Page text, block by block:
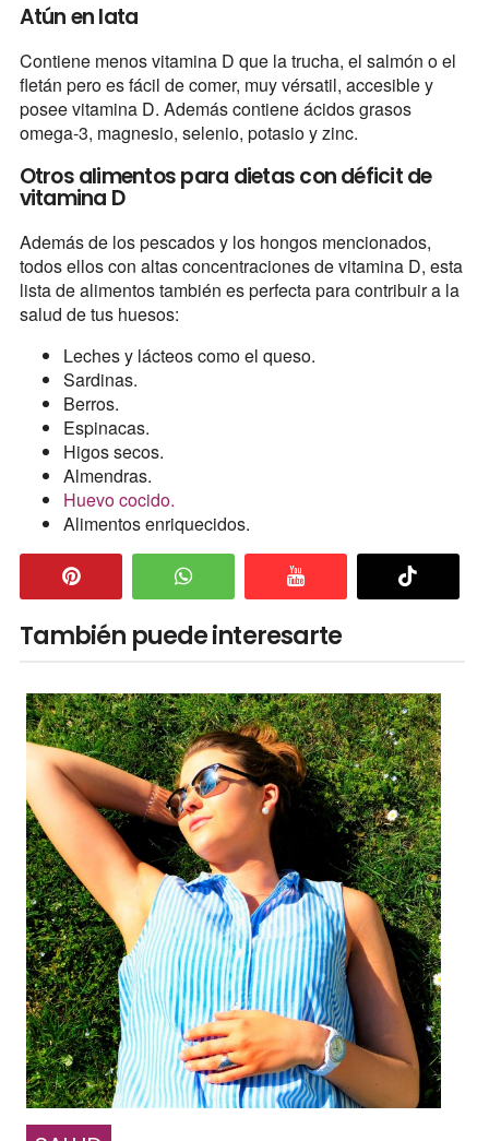
Atún en lata
Contiene menos vitamina D que la trucha, el salmón o el
fletán pero es fácil de comer, muy vérsatil, accesible y
posee vitamina D. Además contiene ácidos grasos
omega-3, magnesio, selenio, potasio y zinc.
Otros alimentos para dietas con déficit de
vitamina D
Además de los pescados y los hongos mencionados,
todos ellos con altas concentraciones de vitamina D, esta
lista de alimentos también es perfecta para contribuir a la
salud de tus huesos:
Leches y lácteos como el queso.
Sardinas.
Berros.
Espinacas.
Higos secos.
Almendras.
Huevo cocido.
Alimentos enriquecidos.
También puede interesarte